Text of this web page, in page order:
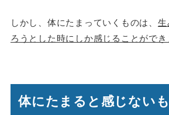
しかし、体にたまっていくものは、 生
ろうとした時にしか感じることができ
体にたまると感じない